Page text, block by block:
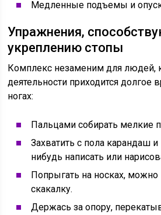
Медленные подъемы и
Упражнения,
укреплению стопы
Комплекс незаменим для людей,
деятельности приходится долгое
ногах:
Пальцами собирать мелкие
Захватить с пола карандаш
нибудь написать или
Попрыгать на носках, можно
скакалку.
Держась за опору,